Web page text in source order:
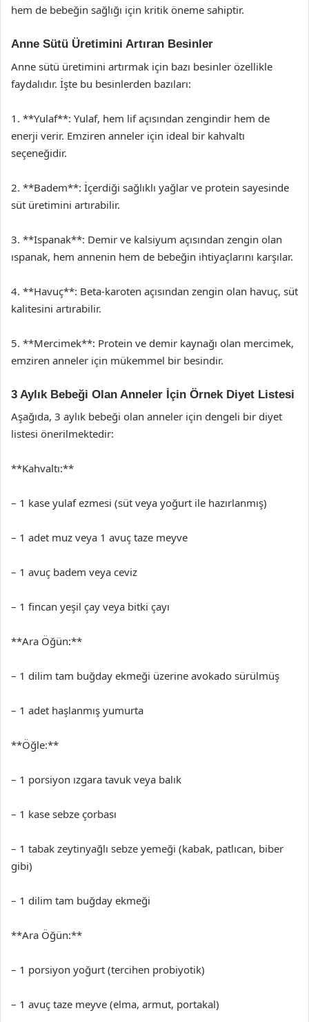
hem de bebeğin sağlığı için kritik öneme sahiptir.
Anne Sütü Üretimini Artıran Besinler
Anne sütü üretimini artırmak için bazı besinler özellikle
faydalıdır. İşte bu besinlerden bazıları:
1. **Yulaf**: Yulaf, hem lif açısından zengindir hem de
enerji verir. Emziren anneler için ideal bir kahvaltı
seçeneğidir.
2. **Badem**: İçerdiği sağlıklı yağlar ve protein sayesinde
süt üretimini artırabilir.
3. **Ispanak**: Demir ve kalsiyum açısından zengin olan
ıspanak, hem annenin hem de bebeğin ihtiyaçlarını karşılar.
4. **Havuç**: Beta-karoten açısından zengin olan havuç, süt
kalitesini artırabilir.
5. **Mercimek**: Protein ve demir kaynağı olan mercimek,
emziren anneler için mükemmel bir besindir.
3 Aylık Bebeği Olan Anneler İçin Örnek Diyet Listesi
Aşağıda, 3 aylık bebeği olan anneler için dengeli bir diyet
listesi önerilmektedir:
**Kahvaltı:**
– 1 kase yulaf ezmesi (süt veya yoğurt ile hazırlanmış)
– 1 adet muz veya 1 avuç taze meyve
– 1 avuç badem veya ceviz
– 1 fincan yeşil çay veya bitki çayı
**Ara Öğün:**
– 1 dilim tam buğday ekmeği üzerine avokado sürülmüş
– 1 adet haşlanmış yumurta
**Öğle:**
– 1 porsiyon ızgara tavuk veya balık
– 1 kase sebze çorbası
– 1 tabak zeytinyağlı sebze yemeği (kabak, patlıcan, biber
gibi)
– 1 dilim tam buğday ekmeği
**Ara Öğün:**
– 1 porsiyon yoğurt (tercihen probiyotik)
– 1 avuç taze meyve (elma, armut, portakal)